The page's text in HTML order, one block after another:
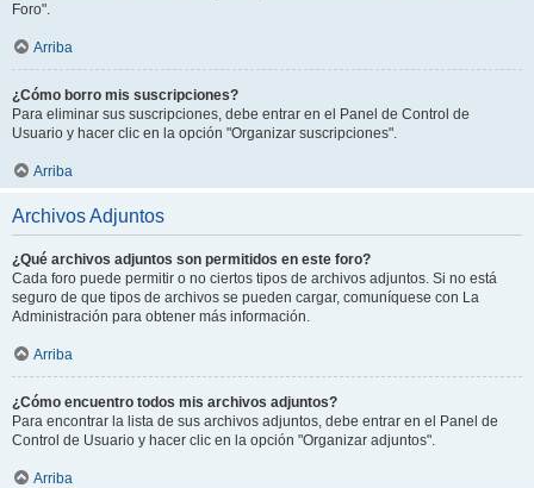
Foro".
Arriba
¿Cómo borro mis suscripciones?
Para eliminar sus suscripciones, debe entrar en el Panel de Control de
Usuario y hacer clic en la opción "Organizar suscripciones".
Arriba
Archivos Adjuntos
¿Qué archivos adjuntos son permitidos en este foro?
Cada foro puede permitir o no ciertos tipos de archivos adjuntos. Si no está
seguro de que tipos de archivos se pueden cargar, comuníquese con La
Administración para obtener más información.
Arriba
¿Cómo encuentro todos mis archivos adjuntos?
Para encontrar la lista de sus archivos adjuntos, debe entrar en el Panel de
Control de Usuario y hacer clic en la opción "Organizar adjuntos".
Arriba